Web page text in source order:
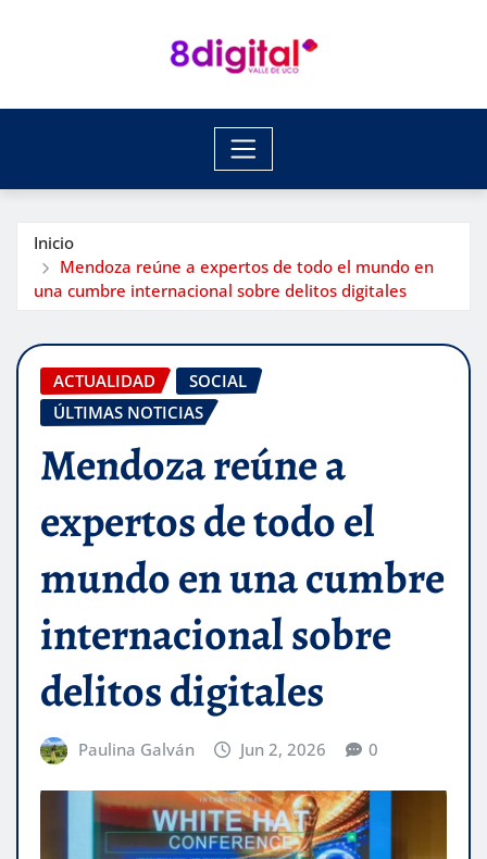
Inicio
Mendoza reúne a expertos de todo el mundo en
una cumbre internacional sobre delitos digitales
ACTUALIDAD
SOCIAL
ÚLTIMAS NOTICIAS
Mendoza reúne a
expertos de todo el
mundo en una cumbre
internacional sobre
delitos digitales
Paulina Galván Jun 2, 2026 0